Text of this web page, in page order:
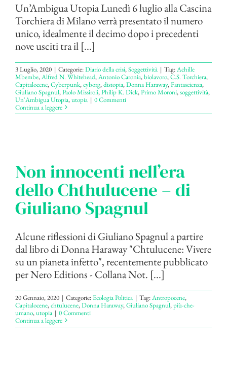
Un’Ambigua Utopia Lunedì 6 luglio alla Cascina
Torchiera di Milano verrà presentato il numero
unico, idealmente il decimo dopo i precedenti
nove usciti tra il [...]
3 Luglio, 2020 | Categorie:Diario della crisi,Soggettività | Tag:Achille
Mbembe,Alfred N. Whitehead,Antonio Caronia,biolavoro,C.S. Torchiera,
Capitalocene,Cyberpunk,cyborg,distopia,Donna Haraway,Fantascienza,
Giuliano Spagnul,Paolo Missiroli,Philip K. Dick,Primo Moroni,soggettività,
Un'Ambigua Utopia,utopia | 0 Commenti
Continua a leggere
Non innocenti nell’era
dello Chthulucene – di
Giuliano Spagnul
Alcune riflessioni di Giuliano Spagnul a partire
dal libro di Donna Haraway "Chtulucene: Vivere
su un pianeta infetto", recentemente pubblicato
per Nero Editions - Collana Not. [...]
20 Gennaio, 2020 | Categorie:Ecologia Politica | Tag:Antropocene,
Capitalocene,chtulucene,Donna Haraway,Giuliano Spagnul,più-che-
umano,utopia | 0 Commenti
Continua a leggere